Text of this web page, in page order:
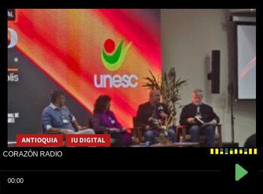
ANTIOQUIA IU DIGITAL
La IU Digital de Antioquia llevó a Brasil su experiencia de
construcción de paz desde la educación